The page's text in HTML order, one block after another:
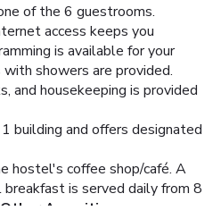
of the 6 guestrooms.
access keeps you
is available for your
showers are provided.
and housekeeping is provided
building and offers designated
hostel's coffee shop/café. A
is served daily from 8
Amenities